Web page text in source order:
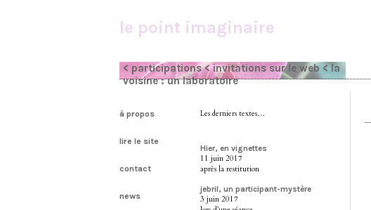
le point imaginaire
< participations < invitations sur le web < la
voisine : un laboratoire
à propos
lire le site
contact
news
Les derniers textes…
Hier, en vignettes
11 juin 2017
après la restitution
jebril, un participant-mystère
3 juin 2017